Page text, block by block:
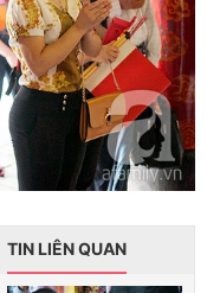
TIN LIÊN QUAN